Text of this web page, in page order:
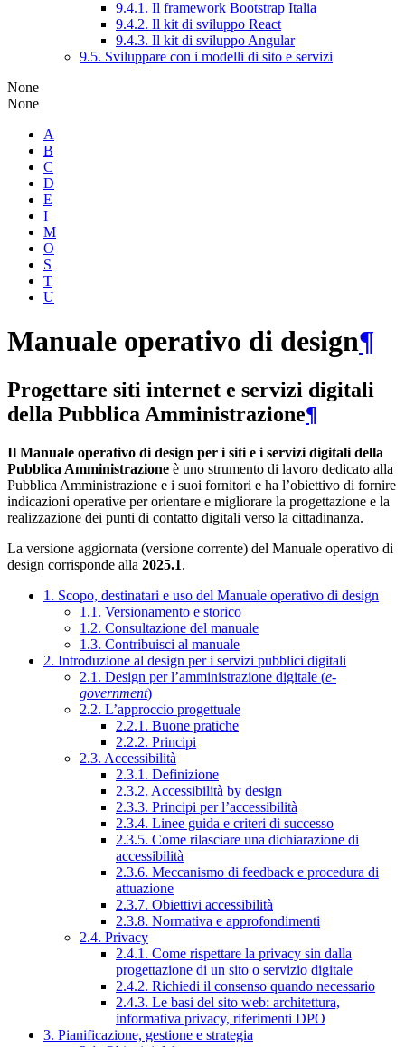
9.4.1. Il framework Bootstrap Italia
9.4.2. Il kit di sviluppo React
9.4.3. Il kit di sviluppo Angular
9.5. Sviluppare con i modelli di sito e servizi
None
None
A
B
C
D
E
I
M
O
S
T
U
Manuale operativo di design¶
Progettare siti internet e servizi digitali
della Pubblica Amministrazione¶
Il Manuale operativo di design per i siti e i servizi digitali della
Pubblica Amministrazione è uno strumento di lavoro dedicato alla
Pubblica Amministrazione e i suoi fornitori e ha l’obiettivo di fornire
indicazioni operative per orientare e migliorare la progettazione e la
realizzazione dei punti di contatto digitali verso la cittadinanza.
La versione aggiornata (versione corrente) del Manuale operativo di
design corrisponde alla 2025.1.
1. Scopo, destinatari e uso del Manuale operativo di design
1.1. Versionamento e storico
1.2. Consultazione del manuale
1.3. Contribuisci al manuale
2. Introduzione al design per i servizi pubblici digitali
2.1. Design per l’amministrazione digitale (e-
government)
2.2. L’approccio progettuale
2.2.1. Buone pratiche
2.2.2. Principi
2.3. Accessibilità
2.3.1. Definizione
2.3.2. Accessibilità by design
2.3.3. Principi per l’accessibilità
2.3.4. Linee guida e criteri di successo
2.3.5. Come rilasciare una dichiarazione di
accessibilità
2.3.6. Meccanismo di feedback e procedura di
attuazione
2.3.7. Obiettivi accessibilità
2.3.8. Normativa e approfondimenti
2.4. Privacy
2.4.1. Come rispettare la privacy sin dalla
progettazione di un sito o servizio digitale
2.4.2. Richiedi il consenso quando necessario
2.4.3. Le basi del sito web: architettura,
informativa privacy, riferimenti DPO
3. Pianificazione, gestione e strategia